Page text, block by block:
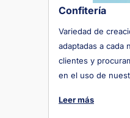
Confitería
Variedad de
adaptadas a cada
clientes y
en el uso de
Leer más